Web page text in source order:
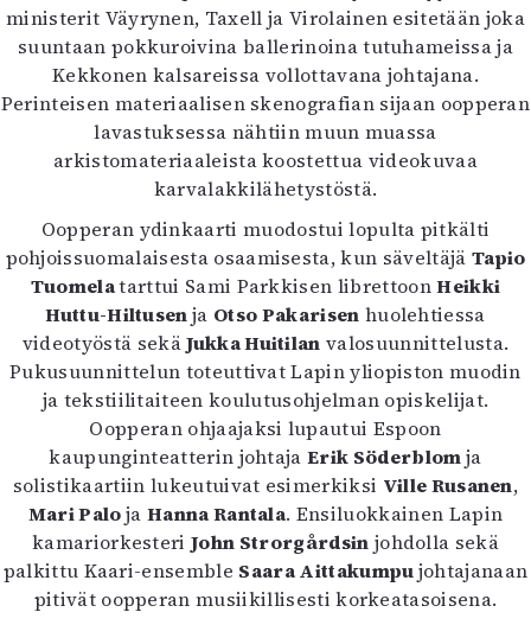
ministerit Väyrynen, Taxell ja Virolainen esitetään joka
suuntaan pokkuroivina ballerinoina tutuhameissa ja
Kekkonen kalsareissa vollottavana johtajana.
Perinteisen materiaalisen skenografian sijaan oopperan
lavastuksessa nähtiin muun muassa
arkistomateriaaleista koostettua videokuvaa
karvalakkilähetystöstä.
Oopperan ydinkaarti muodostui lopulta pitkälti
pohjoissuomalaisesta osaamisesta, kun säveltäjä Tapio
Tuomelatarttui Sami Parkkisen librettoonHeikki
Huttu-Hiltusenja Otso Pakarisen huolehtiessa
videotyöstä sekäJukka Huitilan valosuunnittelusta.
Pukusuunnittelun toteuttivat Lapin yliopiston muodin
ja tekstiilitaiteen koulutusohjelman opiskelijat.
Oopperan ohjaajaksi lupautui Espoon
kaupunginteatterin johtajaErik Söderblomja
solistikaartiin lukeutuivat esimerkiksi Ville Rusanen,
Mari Paloja Hanna Rantala. Ensiluokkainen Lapin
kamariorkesteriJohn Strorgårdsin johdolla sekä
palkittu Kaari-ensemble Saara Aittakumpujohtajanaan
pitivät oopperan musiikillisesti korkeatasoisena.